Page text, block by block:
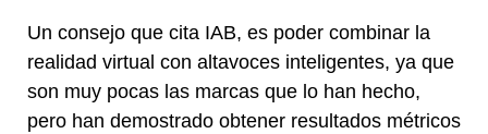
Un consejo que cita IAB, es poder combinar la
realidad virtual con altavoces inteligentes, ya que
son muy pocas las marcas que lo han hecho,
pero han demostrado obtener resultados métricos